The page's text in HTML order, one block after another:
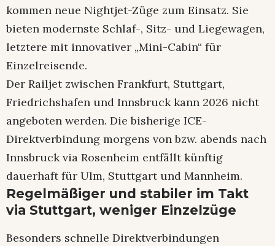
kommen neue Nightjet-Züge zum Einsatz. Sie
bieten modernste Schlaf-, Sitz- und Liegewagen,
letztere mit innovativer „Mini-Cabin“ für
Einzelreisende.
Der Railjet zwischen Frankfurt, Stuttgart,
Friedrichshafen und Innsbruck kann 2026 nicht
angeboten werden. Die bisherige ICE-
Direktverbindung morgens von bzw. abends nach
Innsbruck via Rosenheim entfällt künftig
dauerhaft für Ulm, Stuttgart und Mannheim.
Regelmäßiger und stabiler im Takt
via Stuttgart, weniger Einzelzüge
Besonders schnelle Direktverbindungen